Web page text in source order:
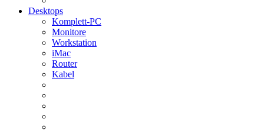
Desktops
Komplett-PC
Monitore
Workstation
iMac
Router
Kabel